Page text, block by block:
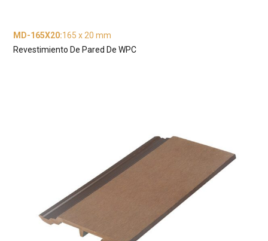
MD-165X20:165 x 20 mm
Revestimiento De Pared De WPC